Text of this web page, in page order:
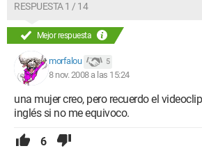
RESPUESTA 1 / 14
Mejor respuesta
morfalou 5
8 nov. 2008 a las 15:24
una mujer creo, pero recuerdo el
inglés si no me equivoco.
6